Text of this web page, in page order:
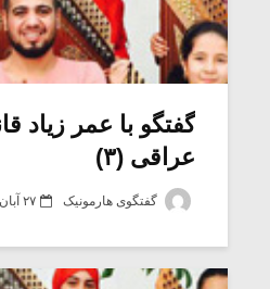
گفتگو با عمر زیاد
عراقی (۳)
گفتگوی هارمونیک ۲۷ آبان ۱۳۹۵